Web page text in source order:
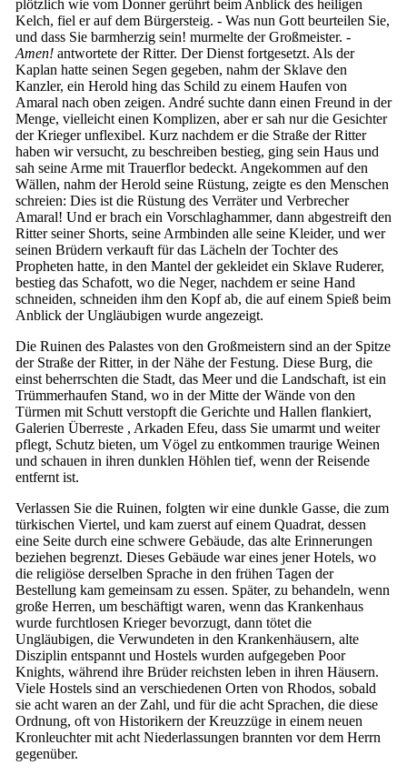
plötzlich wie vom Donner gerührt beim Anblick des heiligen
Kelch, fiel er auf dem Bürgersteig. - Was nun Gott beurteilen Sie,
und dass Sie barmherzig sein! murmelte der Großmeister. -
Amen! antwortete der Ritter. Der Dienst fortgesetzt. Als der
Kaplan hatte seinen Segen gegeben, nahm der Sklave den
Kanzler, ein Herold hing das Schild zu einem Haufen von
Amaral nach oben zeigen. André suchte dann einen Freund in der
Menge, vielleicht einen Komplizen, aber er sah nur die Gesichter
der Krieger unflexibel. Kurz nachdem er die Straße der Ritter
haben wir versucht, zu beschreiben bestieg, ging sein Haus und
sah seine Arme mit Trauerflor bedeckt. Angekommen auf den
Wällen, nahm der Herold seine Rüstung, zeigte es den Menschen
schreien: Dies ist die Rüstung des Verräter und Verbrecher
Amaral! Und er brach ein Vorschlaghammer, dann abgestreift den
Ritter seiner Shorts, seine Armbinden alle seine Kleider, und wer
seinen Brüdern verkauft für das Lächeln der Tochter des
Propheten hatte, in den Mantel der gekleidet ein Sklave Ruderer,
bestieg das Schafott, wo die Neger, nachdem er seine Hand
schneiden, schneiden ihm den Kopf ab, die auf einem Spieß beim
Anblick der Ungläubigen wurde angezeigt.
Die Ruinen des Palastes von den Großmeistern sind an der Spitze
der Straße der Ritter, in der Nähe der Festung. Diese Burg, die
einst beherrschten die Stadt, das Meer und die Landschaft, ist ein
Trümmerhaufen Stand, wo in der Mitte der Wände von den
Türmen mit Schutt verstopft die Gerichte und Hallen flankiert,
Galerien Überreste , Arkaden Efeu, dass Sie umarmt und weiter
pflegt, Schutz bieten, um Vögel zu entkommen traurige Weinen
und schauen in ihren dunklen Höhlen tief, wenn der Reisende
entfernt ist.
Verlassen Sie die Ruinen, folgten wir eine dunkle Gasse, die zum
türkischen Viertel, und kam zuerst auf einem Quadrat, dessen
eine Seite durch eine schwere Gebäude, das alte Erinnerungen
beziehen begrenzt. Dieses Gebäude war eines jener Hotels, wo
die religiöse derselben Sprache in den frühen Tagen der
Bestellung kam gemeinsam zu essen. Später, zu behandeln, wenn
große Herren, um beschäftigt waren, wenn das Krankenhaus
wurde furchtlosen Krieger bevorzugt, dann tötet die
Ungläubigen, die Verwundeten in den Krankenhäusern, alte
Disziplin entspannt und Hostels wurden aufgegeben Poor
Knights, während ihre Brüder reichsten leben in ihren Häusern.
Viele Hostels sind an verschiedenen Orten von Rhodos, sobald
sie acht waren an der Zahl, und für die acht Sprachen, die diese
Ordnung, oft von Historikern der Kreuzzüge in einem neuen
Kronleuchter mit acht Niederlassungen brannten vor dem Herrn
gegenüber.